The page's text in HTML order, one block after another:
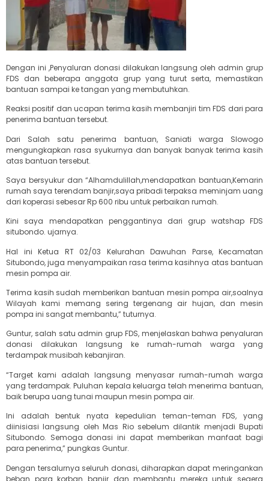
Dengan ini ,Penyaluran donasi dilakukan langsung oleh admin grup
FDS dan beberapa anggota grup yang turut serta, memastikan
bantuan sampai ke tangan yang membutuhkan.
Reaksi positif dan ucapan terima kasih membanjiri tim FDS dari para
penerima bantuan tersebut.
Dari Salah satu penerima bantuan, Saniati warga Slowogo
mengungkapkan rasa syukurnya dan banyak banyak terima kasih
atas bantuan tersebut.
Saya bersyukur dan “Alhamdulillah,mendapatkan bantuan,Kemarin
rumah saya terendam banjir,saya pribadi terpaksa meminjam uang
dari koperasi sebesar Rp 600 ribu untuk perbaikan rumah.
Kini saya mendapatkan penggantinya dari grup watshap FDS
situbondo. ujarnya.
Hal ini Ketua RT 02/03 Kelurahan Dawuhan Parse, Kecamatan
Situbondo, juga menyampaikan rasa terima kasihnya atas bantuan
mesin pompa air.
Terima kasih sudah memberikan bantuan mesin pompa air,soalnya
Wilayah kami memang sering tergenang air hujan, dan mesin
pompa ini sangat membantu,” tuturnya.
Guntur, salah satu admin grup FDS, menjelaskan bahwa penyaluran
donasi dilakukan langsung ke rumah-rumah warga yang
terdampak musibah kebanjiran.
“Target kami adalah langsung menyasar rumah-rumah warga
yang terdampak. Puluhan kepala keluarga telah menerima bantuan,
baik berupa uang tunai maupun mesin pompa air.
Ini adalah bentuk nyata kepedulian teman-teman FDS, yang
diinisiasi langsung oleh Mas Rio sebelum dilantik menjadi Bupati
Situbondo. Semoga donasi ini dapat memberikan manfaat bagi
para penerima,” pungkas Guntur.
Dengan tersalurnya seluruh donasi, diharapkan dapat meringankan
beban para korban banjir dan membantu mereka untuk segera